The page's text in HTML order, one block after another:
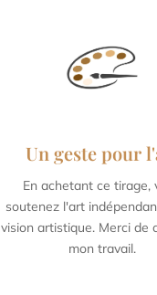
60 x 90 cm / 23,6
inch
Un geste pour
En achetant ce tirage,
soutenez l'art
vision artistique. Merci de
mon travail.